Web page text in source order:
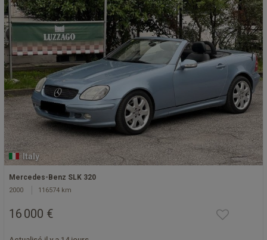
Italy
Mercedes-Benz SLK 320
2000 116574 km
16 000 €